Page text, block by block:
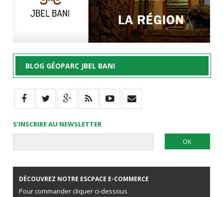
BLOG GÉOPARC JBEL BANI
S’INSCRIRE AU NEWSLETTER
DÉCOUVREZ NOTRE ESCPACE E-COMMERCE
Pour commander cliquer ci-dessous